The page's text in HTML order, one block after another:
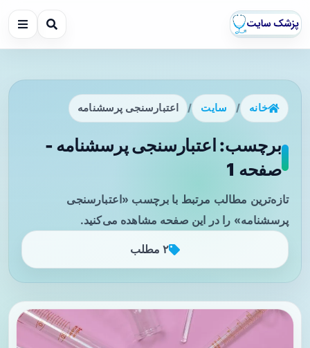
خانه / سایت / اعتبارسنجی پرسشنامه
برچسب: اعتبارسنجی پرسشنامه -
صفحه 1
تازه‌ترین مطالب مرتبط با برچسب «اعتبارسنجی
پرسشنامه» را در این صفحه مشاهده می‌کنید.
۲ مطلب